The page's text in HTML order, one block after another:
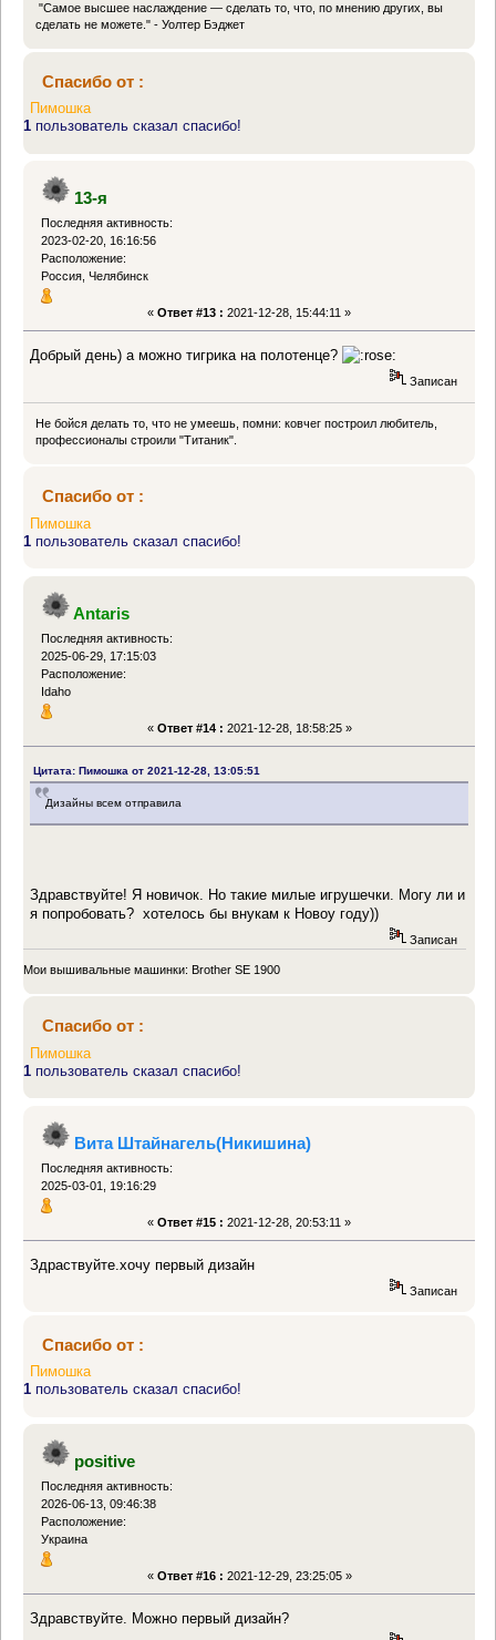
"Самое высшее наслаждение — сделать то, что, по мнению других, вы
сделать не можете." - Уолтер Бэджет
Спасибо от :
Пимошка
1 пользователь сказал спасибо!
13-я
Последняя активность:
2023-02-20, 16:16:56
Расположение:
Россия, Челябинск
« Ответ #13 : 2021-12-28, 15:44:11 »
Добрый день) а можно тигрика на полотенце?
Записан
Не бойся делать то, что не умеешь, помни: ковчег построил любитель,
профессионалы строили "Титаник".
Спасибо от :
Пимошка
1 пользователь сказал спасибо!
Antaris
Последняя активность:
2025-06-29, 17:15:03
Расположение:
Idaho
« Ответ #14 : 2021-12-28, 18:58:25 »
Цитата: Пимошка от 2021-12-28, 13:05:51
Дизайны всем отправила
Здравствуйте! Я новичок. Но такие милые игрушечки. Могу ли и
я попробовать? хотелось бы внукам к Новоу году))
Записан
Мои вышивальные машинки: Brother SE 1900
Спасибо от :
Пимошка
1 пользователь сказал спасибо!
Вита Штайнагель(Никишина)
Последняя активность:
2025-03-01, 19:16:29
« Ответ #15 : 2021-12-28, 20:53:11 »
Здраствуйте.хочу первый дизайн
Записан
Спасибо от :
Пимошка
1 пользователь сказал спасибо!
positive
Последняя активность:
2026-06-13, 09:46:38
Расположение:
Украина
« Ответ #16 : 2021-12-29, 23:25:05 »
Здравствуйте. Можно первый дизайн?